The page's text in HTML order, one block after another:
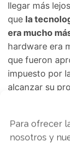
Para ofrecer
nosotros y
llegar más
que la
era mucho
hardware era
que fueron
impuesto por
alcanzar su
técnicas de
Es de